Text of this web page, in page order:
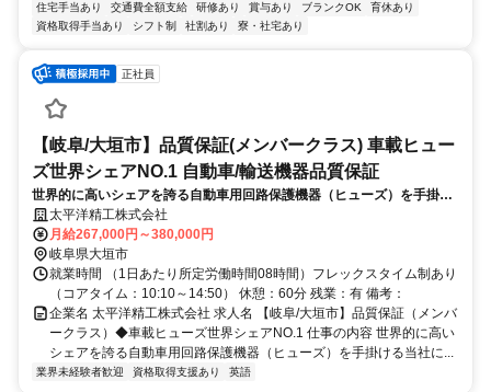
住宅手当あり
交通費全額支給 研修あり 賞与あり ブランクOK
育休あり
資格取得手当あり
シフト制 社割あり 寮・社宅あり
正社員
【岐阜/大垣市】品質保証(メンバークラス) 車載ヒュー
ズ世界シェアNO.1 自動車/輸送機器品質保証
世界的に高いシェアを誇る自動車用回路保護機器（ヒューズ）を手掛け
る当社にて、品質管理・品質保証業務をお任せします。具体的な業務内
容については以下の通りです。
太平洋精工株式会社
月給267,000円～380,000円
岐阜県大垣市
就業時間 （1日あたり所定労働時間08時間）フレックスタイム制あり
（コアタイム：10:10～14:50） 休憩：60分 残業：有 備考：
企業名 太平洋精工株式会社 求人名 【岐阜/大垣市】品質保証（メンバ
ークラス）◆車載ヒューズ世界シェアNO.1 仕事の内容 世界的に高い
シェアを誇る自動車用回路保護機器（ヒューズ）を手掛ける当社に...
業界未経験者歓迎 資格取得支援あり 英語